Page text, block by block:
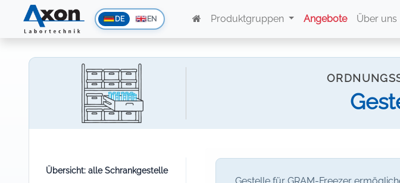
DE EN Produktgruppen Angebote Über uns
Übersicht: alle Schrankgestelle